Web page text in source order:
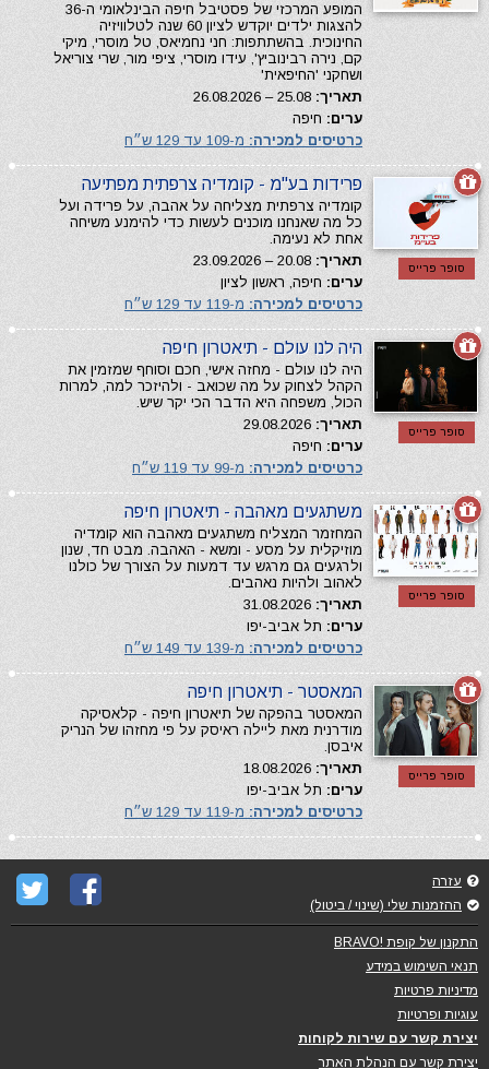
המופע המרכזי של פסטיבל חיפה הבינלאומי ה-36
להצגות ילדים יוקדש לציון 60 שנה לטלוויזיה
החינוכית. בהשתתפות: חני נחמיאס, טל מוסרי, מיקי
קם, נירה רבינוביץ', עידו מוסרי, ציפי מור, שרי צוריאל
ושחקני 'החיפאית'
תאריך:
ערים: חיפה
כרטיסים למכירה: מ-109 עד 129 ש״ח
סופר פרייס
פרידות בע"מ - קומדיה צרפתית מפתיעה
קומדיה צרפתית מצליחה על אהבה, על פרידה ועל
כל מה שאנחנו מוכנים לעשות כדי להימנע משיחה
אחת לא נעימה.
תאריך:
ערים: חיפה, ראשון לציון
כרטיסים למכירה: מ-119 עד 129 ש״ח
סופר פרייס
היה לנו עולם - תיאטרון חיפה
היה לנו עולם - מחזה אישי, חכם וסוחף שמזמין את
הקהל לצחוק על מה שכואב - ולהיזכר למה, למרות
הכול, משפחה היא הדבר הכי יקר שיש.
תאריך:
ערים: חיפה
כרטיסים למכירה: מ-99 עד 119 ש״ח
סופר פרייס
משתגעים מאהבה - תיאטרון חיפה
המחזמר המצליח משתגעים מאהבה הוא קומדיה
מוזיקלית על מסע - ומשא - האהבה. מבט חד, שנון
ולרגעים גם מרגש עד דמעות על הצורך של כולנו
לאהוב ולהיות נאהבים.
תאריך:
ערים: תל אביב-יפו
כרטיסים למכירה: מ-139 עד 149 ש״ח
סופר פרייס
המאסטר - תיאטרון חיפה
המאסטר בהפקה של תיאטרון חיפה - קלאסיקה
מודרנית מאת ליילה ראיסק על פי מחזהו של הנריק
איבסן.
תאריך:
ערים: תל אביב-יפו
כרטיסים למכירה: מ-119 עד 129 ש״ח
עזרה
ההזמנות שלי (שינוי / ביטול)
התקנון של קופת !BRAVO
תנאי השימוש במידע
מדיניות פרטיות
עוגיות ופרטיות
יצירת קשר עם שירות לקוחות
יצירת קשר עם הנהלת האתר